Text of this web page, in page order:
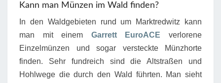
Kann man Münzen im Wald finden?
In den Waldgebieten rund um Marktredwitz kann
man mit einem Garrett EuroACE verlorene
Einzelmünzen und sogar versteckte Münzhorte
finden. Sehr fundreich sind die Altstraßen und
Hohlwege die durch den Wald führten. Man sieht